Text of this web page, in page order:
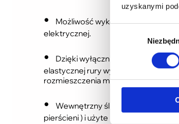
uzyskanymi
Możliwość wykonywania
elektrycznej.
Dzięki wyłącznikowi napędu
elastycznej rury wysypowej,
rozmieszczenia materiału na
Wewnętrzny ślimak wywijany z
pierścieni ) i użyte materiały